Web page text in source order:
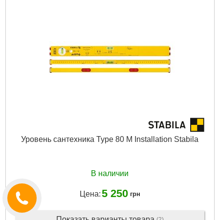
Уровень сантехника Type 80 M Installation Stabila
В наличии
Цена:5 250 грн